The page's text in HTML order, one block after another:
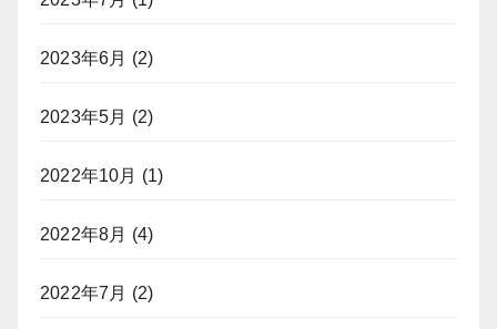
2023年6月 (2)
2023年5月 (2)
2022年10月 (1)
2022年8月 (4)
2022年7月 (2)